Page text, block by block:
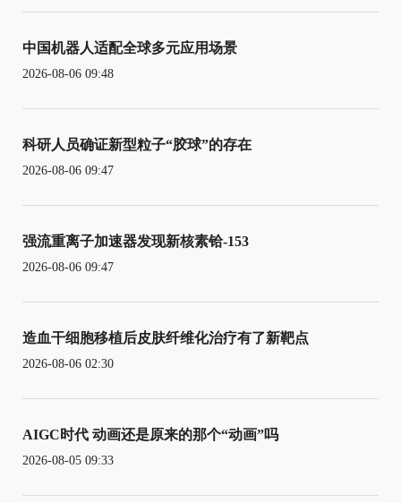
中国机器人适配全球多元应用场景
2026-08-06 09:48
科研人员确证新型粒子“胶球”的存在
2026-08-06 09:47
强流重离子加速器发现新核素铪-153
2026-08-06 09:47
造血干细胞移植后皮肤纤维化治疗有了新靶点
2026-08-06 02:30
AIGC时代 动画还是原来的那个“动画”吗
2026-08-05 09:33